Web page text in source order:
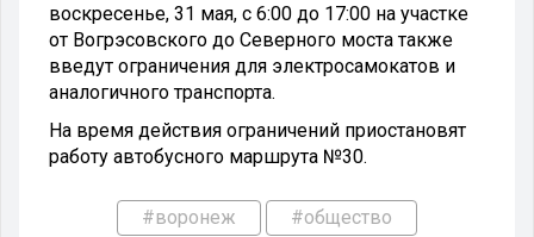
воскресенье, 31 мая, с 6:00 до 17:00 на участке
от Вогрэсовского до Северного моста также
введут ограничения для электросамокатов и
аналогичного транспорта.
На время действия ограничений приостановят
работу автобусного маршрута №30.
#воронеж #общество